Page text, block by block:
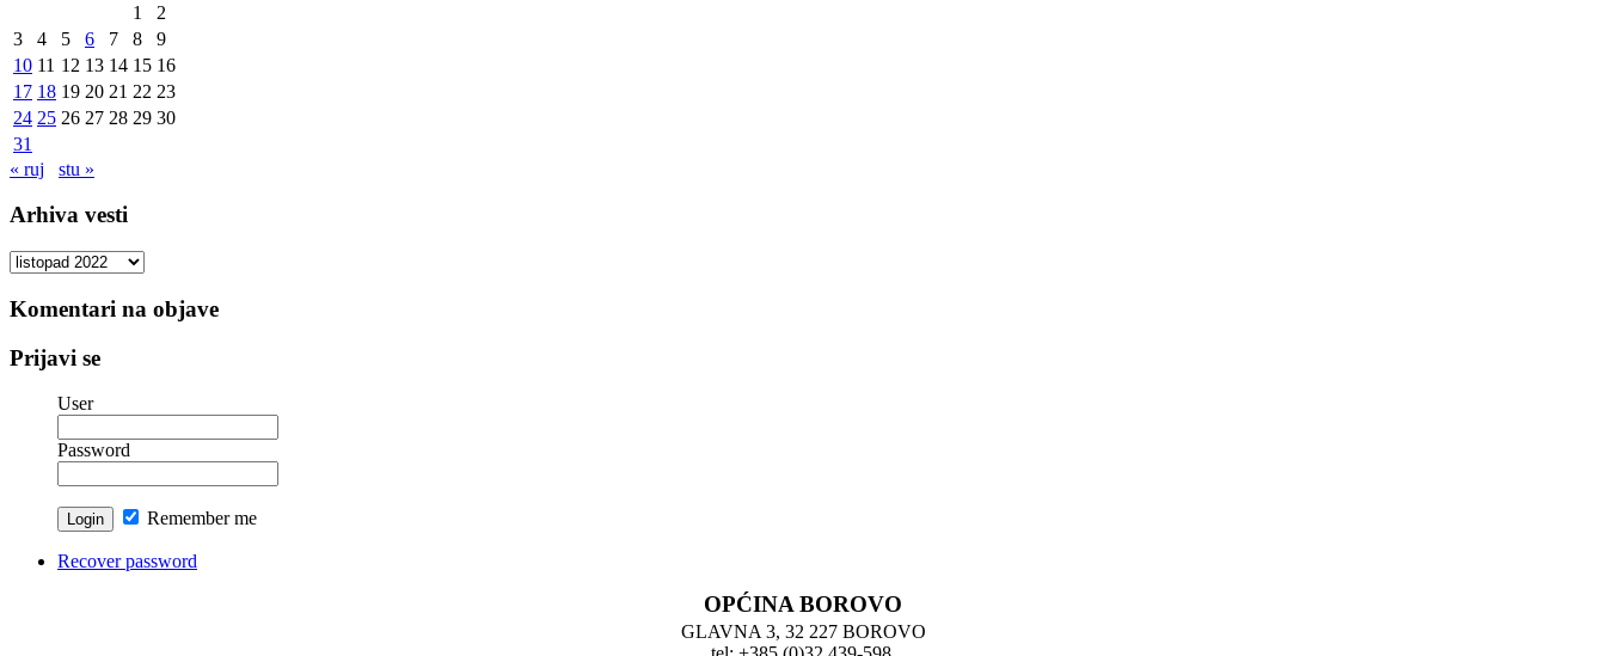
1
2
3
4 5 6 7 8
9
10 11 12 13 14 15 16
17 18 19 20 21 22 23
24 25 26 27 28 29 30
31
« ruj
stu »
Arhiva vesti
Arhiva
Komentari na objave
Prijavi se
User
Password
Remember me
Recover password
OPĆINA BOROVO
GLAVNA 3, 32 227 BOROVO